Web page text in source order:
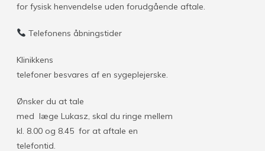
for fysisk henvendelse uden forudgående aftale.
Telefonens åbningstider
Klinikkens
telefoner besvares af en sygeplejerske.
Ønsker du at tale
med læge Lukasz, skal du ringe mellem
kl. 8.00 og 8.45 for at aftale en
telefontid.